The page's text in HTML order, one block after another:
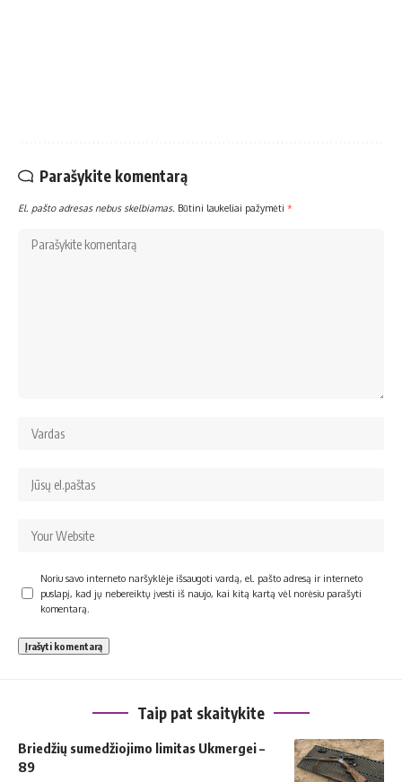
Parašykite komentarą
El. pašto adresas nebus skelbiamas. Būtini laukeliai pažymėti *
Noriu savo interneto naršyklėje išsaugoti vardą, el. pašto adresą ir interneto
puslapį, kad jų nebereiktų įvesti iš naujo, kai kitą kartą vėl norėsiu parašyti
komentarą.
Taip pat skaitykite
Briedžių sumedžiojimo limitas Ukmergei –
89